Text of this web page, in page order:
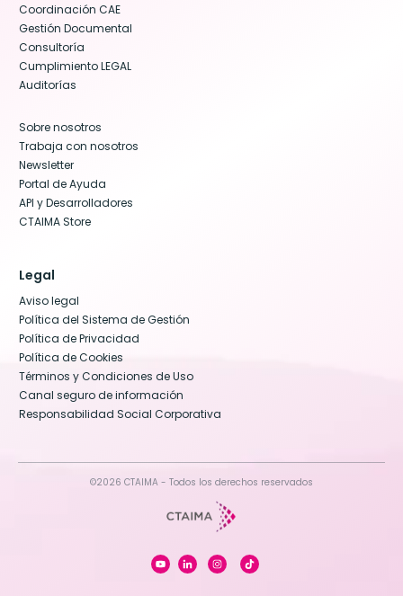
Coordinación CAE
Gestión Documental
Consultoría
Cumplimiento LEGAL
Auditorías
Sobre nosotros
Trabaja con nosotros
Newsletter
Portal de Ayuda
API y Desarrolladores
CTAIMA Store
Legal
Aviso legal
Política del Sistema de Gestión
Política de Privacidad
Política de Cookies
Términos y Condiciones de Uso
Canal seguro de información
Responsabilidad Social Corporativa
©2026 CTAIMA - Todos los derechos reservados